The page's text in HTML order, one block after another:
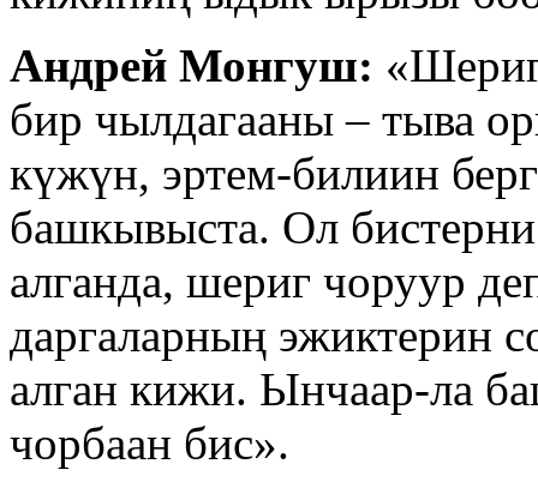
Андрей Монгуш:
бир чылдагааны – тыва
күжүн, эртем-билиин
башкывыста. Ол
алганда, шериг чоруур
даргаларның эжиктерин
алган кижи. Ынчаар-ла
чорбаан бис».